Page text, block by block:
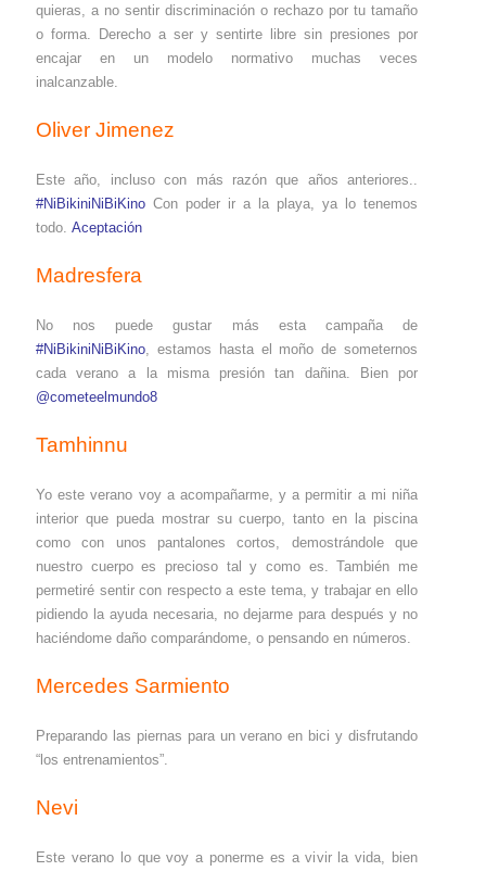
quieras, a no sentir discriminación o rechazo por tu tamaño
o forma. Derecho a ser y sentirte libre sin presiones por
encajar en un modelo normativo muchas veces
inalcanzable.
Oliver Jimenez
Este año, incluso con más razón que años anteriores..
#NiBikiniNiBiKino Con poder ir a la playa, ya lo tenemos
todo. Aceptación
Madresfera
No nos puede gustar más esta campaña de
#NiBikiniNiBiKino , estamos hasta el moño de someternos
cada verano a la misma presión tan dañina. Bien por
@cometeelmundo8
Tamhinnu
Yo este verano voy a acompañarme, y a permitir a mi niña
interior que pueda mostrar su cuerpo, tanto en la piscina
como con unos pantalones cortos, demostrándole que
nuestro cuerpo es precioso tal y como es. También me
permetiré sentir con respecto a este tema, y trabajar en ello
pidiendo la ayuda necesaria, no dejarme para después y no
haciéndome daño comparándome, o pensando en números.
Mercedes Sarmiento
Preparando las piernas para un verano en biciy disfrutando
“los entrenamientos”.
Nevi
Este verano lo que voy a ponerme es a vivir la vida, bien